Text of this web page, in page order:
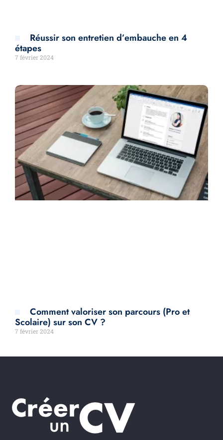
Réussir son entretien d’embauche en 4
étapes
7 février 2024
Comment valoriser son parcours (Pro et
Scolaire) sur son CV ?
7 février 2024